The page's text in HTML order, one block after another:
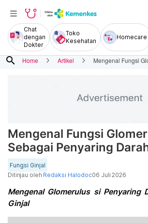
Chat
dengan
Dokter
Toko
Kesehatan
Homecare
search Home Artikel Mengenal Fungsi
Mengenal Fungsi
Sebagai Penyaring
Fungsi Ginjal
Ditinjau oleh Redaksi Halodoc06 Juli 2026
Mengenal Glomerulus si Penyaring
Ginjal